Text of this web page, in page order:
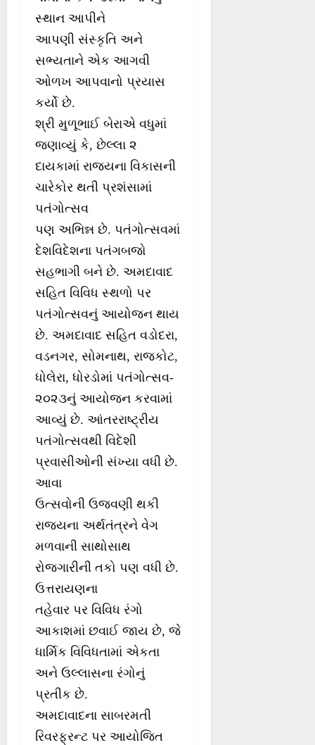
સ્થાન આપીને
આપણી સંસ્કૃતિ અને
સભ્યતાને એક આગવી
ઓળખ આપવાનો પ્રયાસ
કર્યો છે.
શ્રી મુળૂભાઈ બેરાએ વધુમાં
જણાવ્યું કે, છેલ્લા ૨
દાયકામાં રાજ્યના વિકાસની
ચારેકોર થતી પ્રશંસામાં
પતંગોત્સવ
પણ અભિન્ન છે. પતંગોત્સવમાં
દેશવિદેશના પતંગબજો
સહભાગી બને છે. અમદાવાદ
સહિત વિવિધ સ્થળો પર
પતંગોત્સવનું આયોજન થાય
છે. અમદાવાદ સહિત વડોદરા,
વડનગર, સોમનાથ, રાજકોટ,
ધોલેરા, ધોરડોમાં પતંગોત્સવ-
૨૦૨૩નું આયોજન કરવામાં
આવ્યું છે. આંતરરાષ્ટ્રીય
પતંગોત્સવથી વિદેશી
પ્રવાસીઓની સંખ્યા વધી છે.
આવા
ઉત્સવોની ઉજવણી થકી
રાજ્યના અર્થતંત્રને વેગ
મળવાની સાથોસાથ
રોજગારીની તકો પણ વધી છે.
ઉત્તરાયણના
તહેવાર પર વિવિધ રંગો
આકાશમાં છવાઈ જાય છે, જે
ધાર્મિક વિવિધતામાં એકતા
અને ઉલ્લાસના રંગોનું
પ્રતીક છે.
અમદાવાદના સાબરમતી
રિવરફ્રન્ટ પર આયોજિત